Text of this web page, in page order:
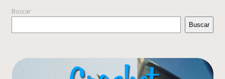
Buscar
Buscar